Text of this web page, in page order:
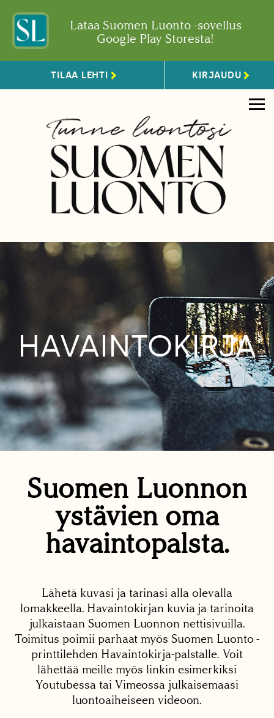
Lataa Suomen Luonto -sovellus
Google Play Storesta!
TILAA LEHTI KIRJAUDU
HAVAINTOKIRJA
Suomen Luonnon
ystävien oma
havaintopalsta.
Lähetä kuvasi ja tarinasi alla olevalla
lomakkeella. Havaintokirjan kuvia ja tarinoita
julkaistaan Suomen Luonnon nettisivuilla.
Toimitus poimii parhaat myös Suomen Luonto -
printtilehden Havaintokirja-palstalle. Voit
lähettää meille myös linkin esimerkiksi
Youtubessa tai Vimeossa julkaisemaasi
luontoaiheiseen videoon.